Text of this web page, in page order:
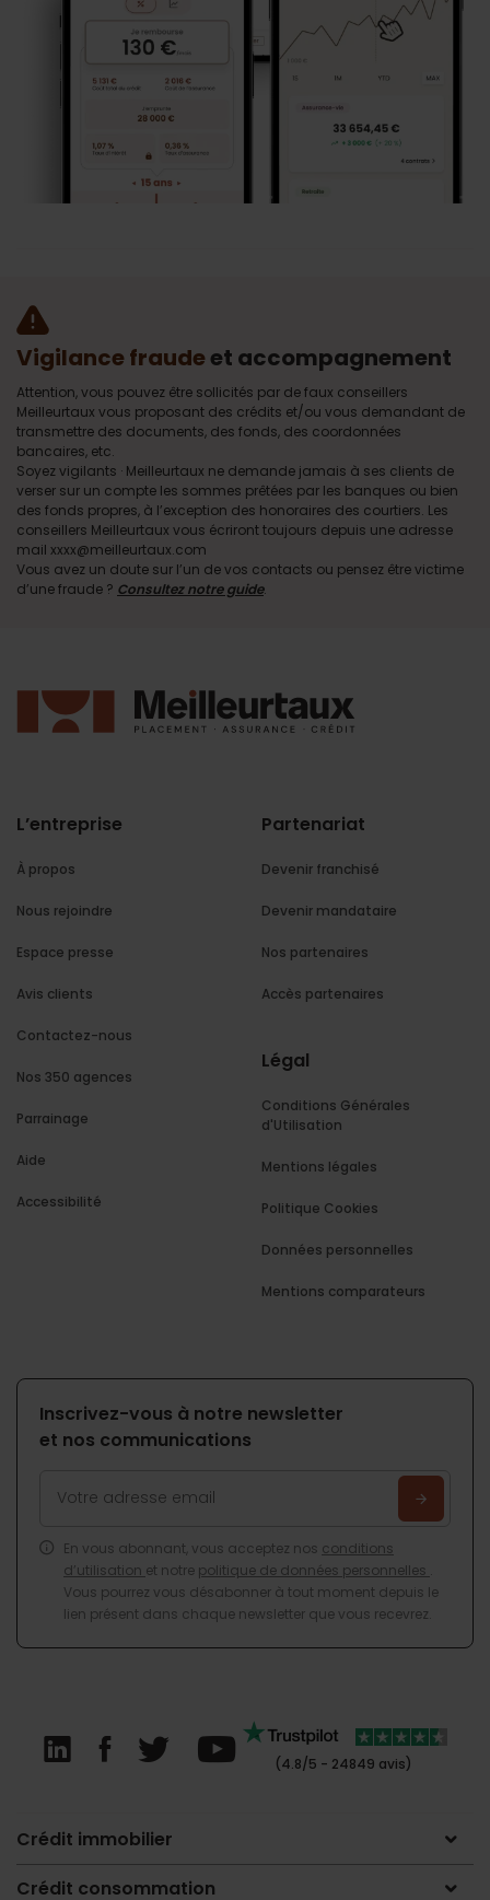
Vigilance fraudeet accompagnement
Attention, vous pouvez être sollicités par de faux conseillers
Meilleurtaux vous proposant des crédits et/ou vous demandant de
transmettre des documents, des fonds, des coordonnées
bancaires, etc.
Soyez vigilants · Meilleurtaux ne demande jamais à ses clients de
verser sur un compte les sommes prêtées par les banques ou bien
des fonds propres, à l’exception des honoraires des courtiers. Les
conseillers Meilleurtaux vous écriront toujours depuis une adresse
mail xxxx@meilleurtaux.com
Vous avez un doute sur l’un de vos contacts ou pensez être victime
d’une fraude ? Consultez notre guide.
L’entreprise
À propos
Nous rejoindre
Espace presse
Avis clients
Contactez-nous
Nos 350 agences
Parrainage
Aide
Accessibilité
Partenariat
Devenir franchisé
Devenir mandataire
Nos partenaires
Accès partenaires
Légal
Conditions Générales
d'Utilisation
Mentions légales
Politique Cookies
Données personnelles
Mentions comparateurs
Inscrivez-vous à notre newsletter
et nos communications
En vous abonnant, vous acceptez nos conditions
d’utilisation et notre politique de données personnelles
Vous pourrez vous désabonner à tout moment depuis le
lien présent dans chaque newsletter que vous recevrez.
(4.8/5 - 24849 avis)
Crédit immobilier
Crédit consommation